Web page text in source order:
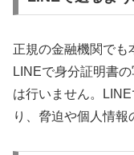
正規の金融機関でも
LINEで身分証明書
は行いません。
り、脅迫や個人情報